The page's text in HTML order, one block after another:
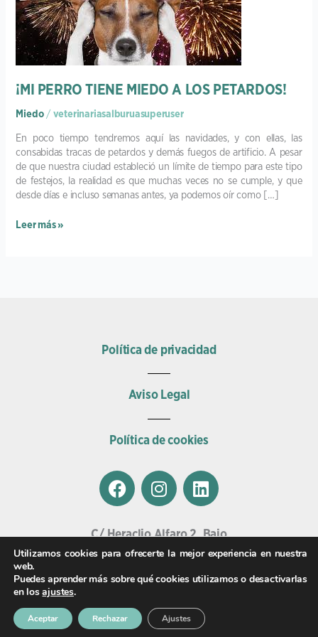
¡MI PERRO TIENE MIEDO A LOS PETARDOS!
Miedo/ veterinariasalburuasuperuser
En poco tiempo tendremos aquí las navidades, y con ellas, las
consabidas tracas de petardos y demás fuegos de artificio. A pesar
de que nuestra ciudad estableció un límite de tiempo para este tipo
de festejos, la realidad es que muchas veces no se cumple, y que
desde días e incluso semanas antes, ya podemos oír como […]
A
LOS
PETARDOS!
Leer más »
Política de privacidad
Aviso Legal
Política de cookies
F
a
e
b
o
k
I
n
t
a
r
a
m
L
i
k
e
i
C/ Heraclio Alfaro 2, Bajo
01002, Vitoria.
Email
veterinariasalburua@clinicaswecan.com
Teléfono
945 009 009
Utilizamos cookies para ofrecerte la mejor experiencia en nuestra
web.
Puedes aprender más sobre qué cookies utilizamos o desactivarlas
en losajustes.
Aceptar Rechazar Ajustes